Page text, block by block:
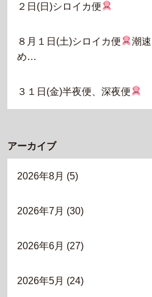
２日(日)シロイカ便
８月１日(土)シロイカ便
潮速
め…
３１日(金)半夜便、深夜便
アーカイブ
2026年8月 (5)
2026年7月 (30)
2026年6月 (27)
2026年5月 (24)